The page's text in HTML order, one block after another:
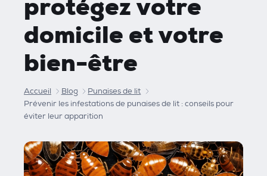
protégez votre
domicile et votre
bien-être
Accueil Blog
Punaises de lit
Prévenir les infestations de punaises de lit : conseils pour
éviter leur apparition